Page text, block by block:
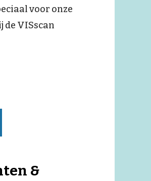
voor onze
de VISscan
&